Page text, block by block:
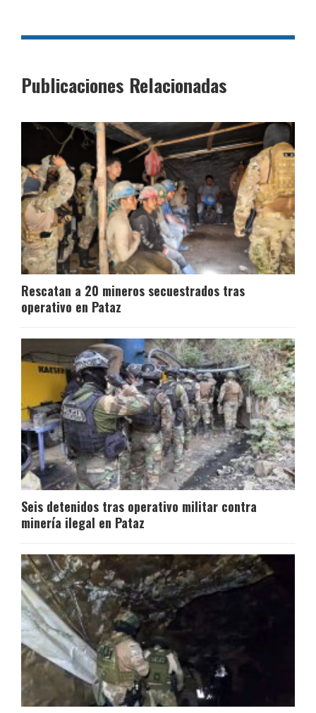
Publicaciones Relacionadas
Rescatan a 20 mineros secuestrados tras
operativo en Pataz
Seis detenidos tras operativo militar contra
minería ilegal en Pataz